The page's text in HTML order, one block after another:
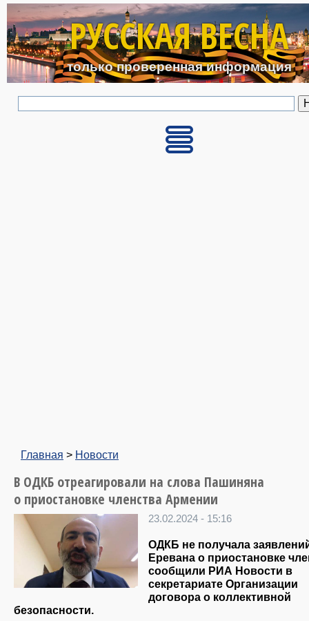
Перейти к основному
РУССКАЯ ВЕСНА
только проверенная информация
Главная > Новости
В ОДКБ отреагировали на слова Пашиняна
о приостановке членства Армении
23.02.2024 - 15:16
ОДКБ не получала
Еревана о приостановке
сообщили РИА Новости в
секретариате Организации
договора о коллективной
безопасности.